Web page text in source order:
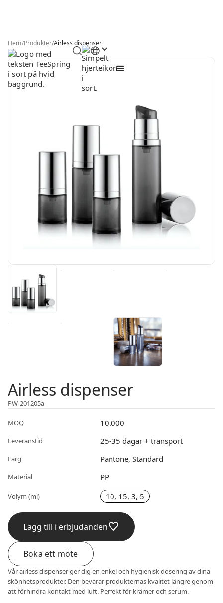
Hem/Produkter/Airless dispenser
Airless dispenser
PW-201205a
MOQ 10.000
Leveranstid 25-35 dagar + transport
Färg Pantone, Standard
Material PP
Volym (ml) 10, 15, 3, 5
Lägg till i erbjudanden
Boka ett möte
Vår airless dispenser ger dig en enkel och hygienisk dosering av dina
skönhetsprodukter. Den bevarar produkternas kvalitet längre genom
att förhindra kontakt med luft. Perfekt för krämer och serum.